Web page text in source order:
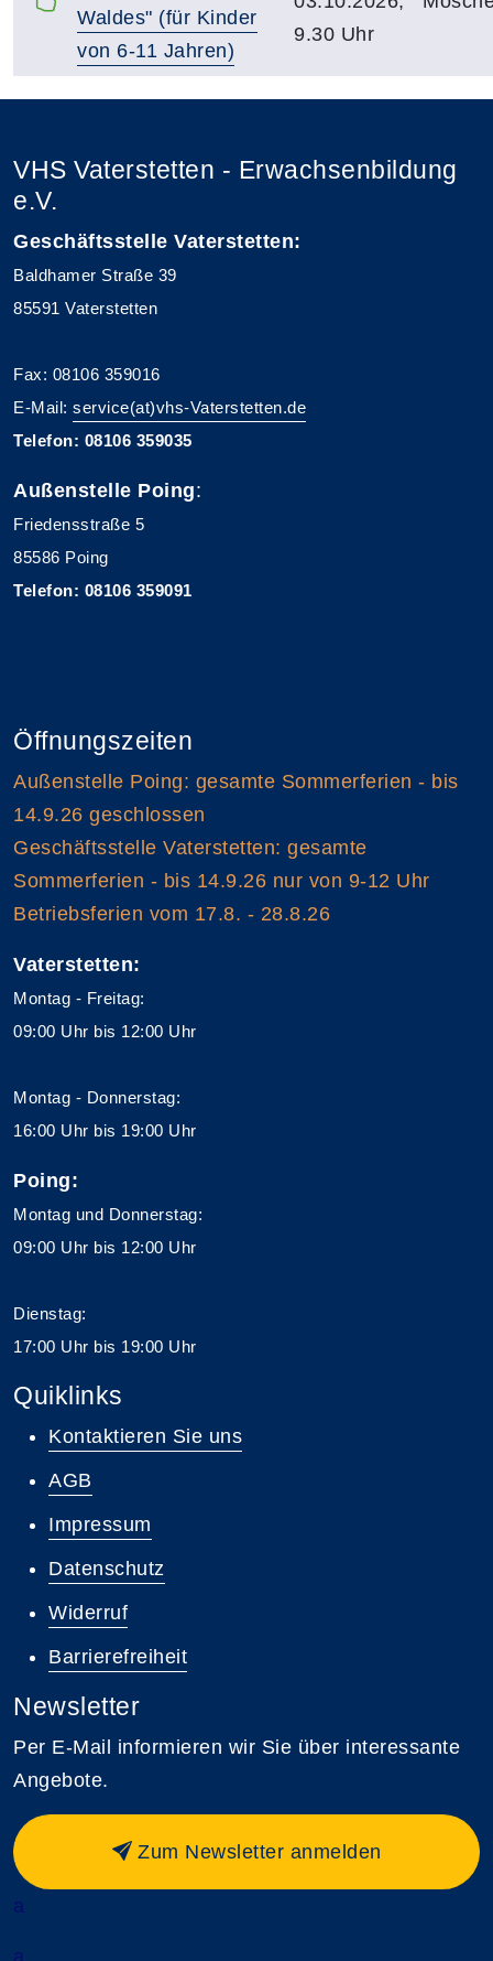
Waldes" (für Kinder
von 6-11 Jahren)
9.30 Uhr
VHS Vaterstetten - Erwachsenbildung
e.V.
Geschäftsstelle Vaterstetten:
Baldhamer Straße 39
85591 Vaterstetten
Fax: 08106 359016
E-Mail: service(at)vhs-Vaterstetten.de
Telefon: 08106 359035
Außenstelle Poing:
Friedensstraße 5
85586 Poing
Telefon: 08106 359091
Öffnungszeiten
Außenstelle Poing: gesamte Sommerferien - bis
14.9.26 geschlossen
Geschäftsstelle Vaterstetten: gesamte
Sommerferien - bis 14.9.26 nur von 9-12 Uhr
Betriebsferien vom 17.8. - 28.8.26
Vaterstetten:
Montag - Freitag:
09:00 Uhr bis 12:00 Uhr
Montag - Donnerstag:
16:00 Uhr bis 19:00 Uhr
Poing:
Montag und Donnerstag:
09:00 Uhr bis 12:00 Uhr
Dienstag:
17:00 Uhr bis 19:00 Uhr
Quiklinks
Kontaktieren Sie uns
AGB
Impressum
Datenschutz
Widerruf
Barrierefreiheit
Newsletter
Per E-Mail informieren wir Sie über interessante
Angebote.
Zum Newsletter anmelden
a
a